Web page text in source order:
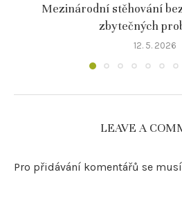
Mezinárodní stěhování
zbytečných
12. 5. 2026
LEAVE A
Pro přidávání komentářů se